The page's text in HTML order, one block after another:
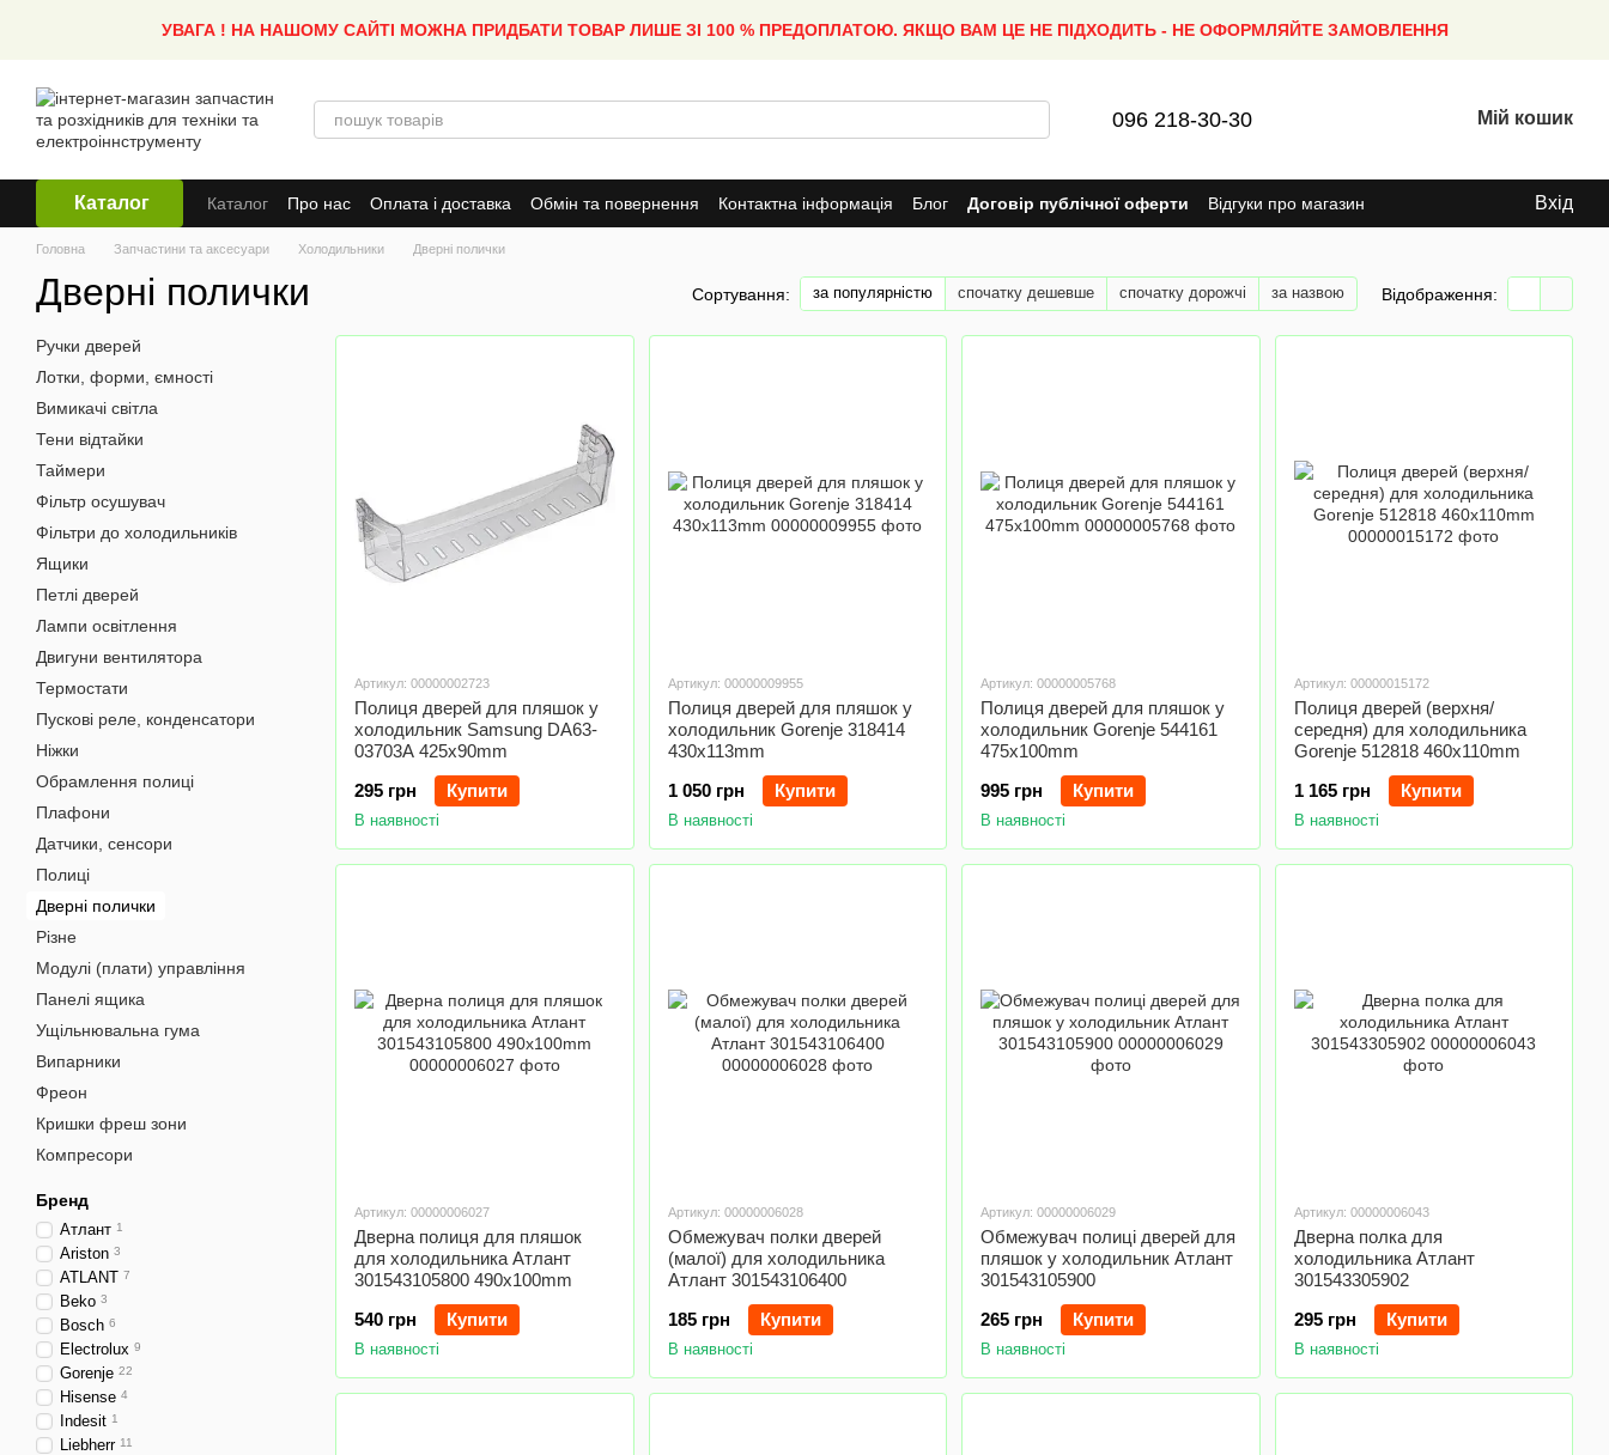
УВАГА ! НА НАШОМУ САЙТІ МОЖНА ПРИДБАТИ ТОВАР ЛИШЕ ЗІ 100 % ПРЕДОПЛАТОЮ. ЯКЩО ВАМ ЦЕ НЕ ПІДХОДИТЬ - НЕ ОФОРМЛЯЙТЕ ЗАМОВЛЕННЯ
096 218-30-30 Мій кошик
Каталог Каталог Про нас Оплата і доставка Обмін та повернення Контактна інформація Блог Договір публічної оферти Відгуки про магазин Вхід
Головна Запчастини та аксесуари Холодильники Дверні полички
Дверні полички Сортування: за популярністю спочатку дешевше спочатку дорожчі за назвою Відображення:
Артикул: 00000002723
Полиця дверей для пляшок у
холодильник Samsung DA63-
03703A 425x90mm
295 грн
Купити
В наявності
Артикул: 00000009955
Полиця дверей для пляшок у
холодильник Gorenje 318414
430x113mm
1 050 грн
Купити
В наявності
Артикул: 00000005768
Полиця дверей для пляшок у
холодильник Gorenje 544161
475x100mm
995 грн
Купити
В наявності
Артикул: 00000015172
Полиця дверей (верхня/
середня) для холодильника
Gorenje 512818 460x110mm
1 165 грн
Купити
В наявності
Артикул: 00000006027
Дверна полиця для пляшок
для холодильника Атлант
301543105800 490x100mm
540 грн
Купити
В наявності
Артикул: 00000006028
Обмежувач полки дверей
(малої) для холодильника
Атлант 301543106400
185 грн
Купити
В наявності
Артикул: 00000006029
Обмежувач полиці дверей для
пляшок у холодильник Атлант
301543105900
265 грн
Купити
В наявності
Артикул: 00000006043
Дверна полка для
холодильника Атлант
301543305902
295 грн
Купити
В наявності
Ручки дверей
Лотки, форми, ємності
Вимикачі світла
Тени відтайки
Таймери
Фільтр осушувач
Фільтри до холодильників
Ящики
Петлі дверей
Лампи освітлення
Двигуни вентилятора
Термостати
Пускові реле, конденсатори
Ніжки
Обрамлення полиці
Плафони
Датчики, сенсори
Полиці
Дверні полички
Різне
Модулі (плати) управління
Панелі ящика
Ущільнювальна гума
Випарники
Фреон
Кришки фреш зони
Компресори
Бренд
Атлант 1
Ariston 3
ATLANT 7
Beko 3
Bosch 6
Electrolux 9
Gorenje 22
Hisense 4
Indesit 1
Liebherr 11